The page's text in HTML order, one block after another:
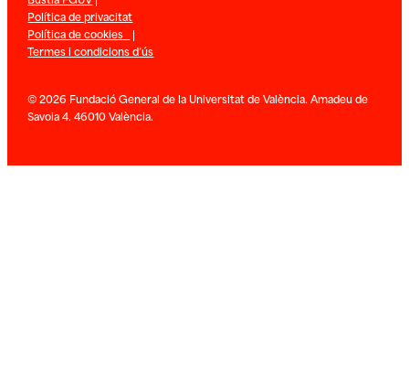
Política de privacitat
Política de cookies |
Termes i condicions d’ús
© 2026 Fundació General de la Universitat de València. Amadeu de
Savoia 4. 46010 València.